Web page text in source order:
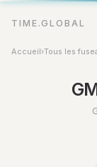
TIME.GLOBAL
Accueil›Tous les
Assistant